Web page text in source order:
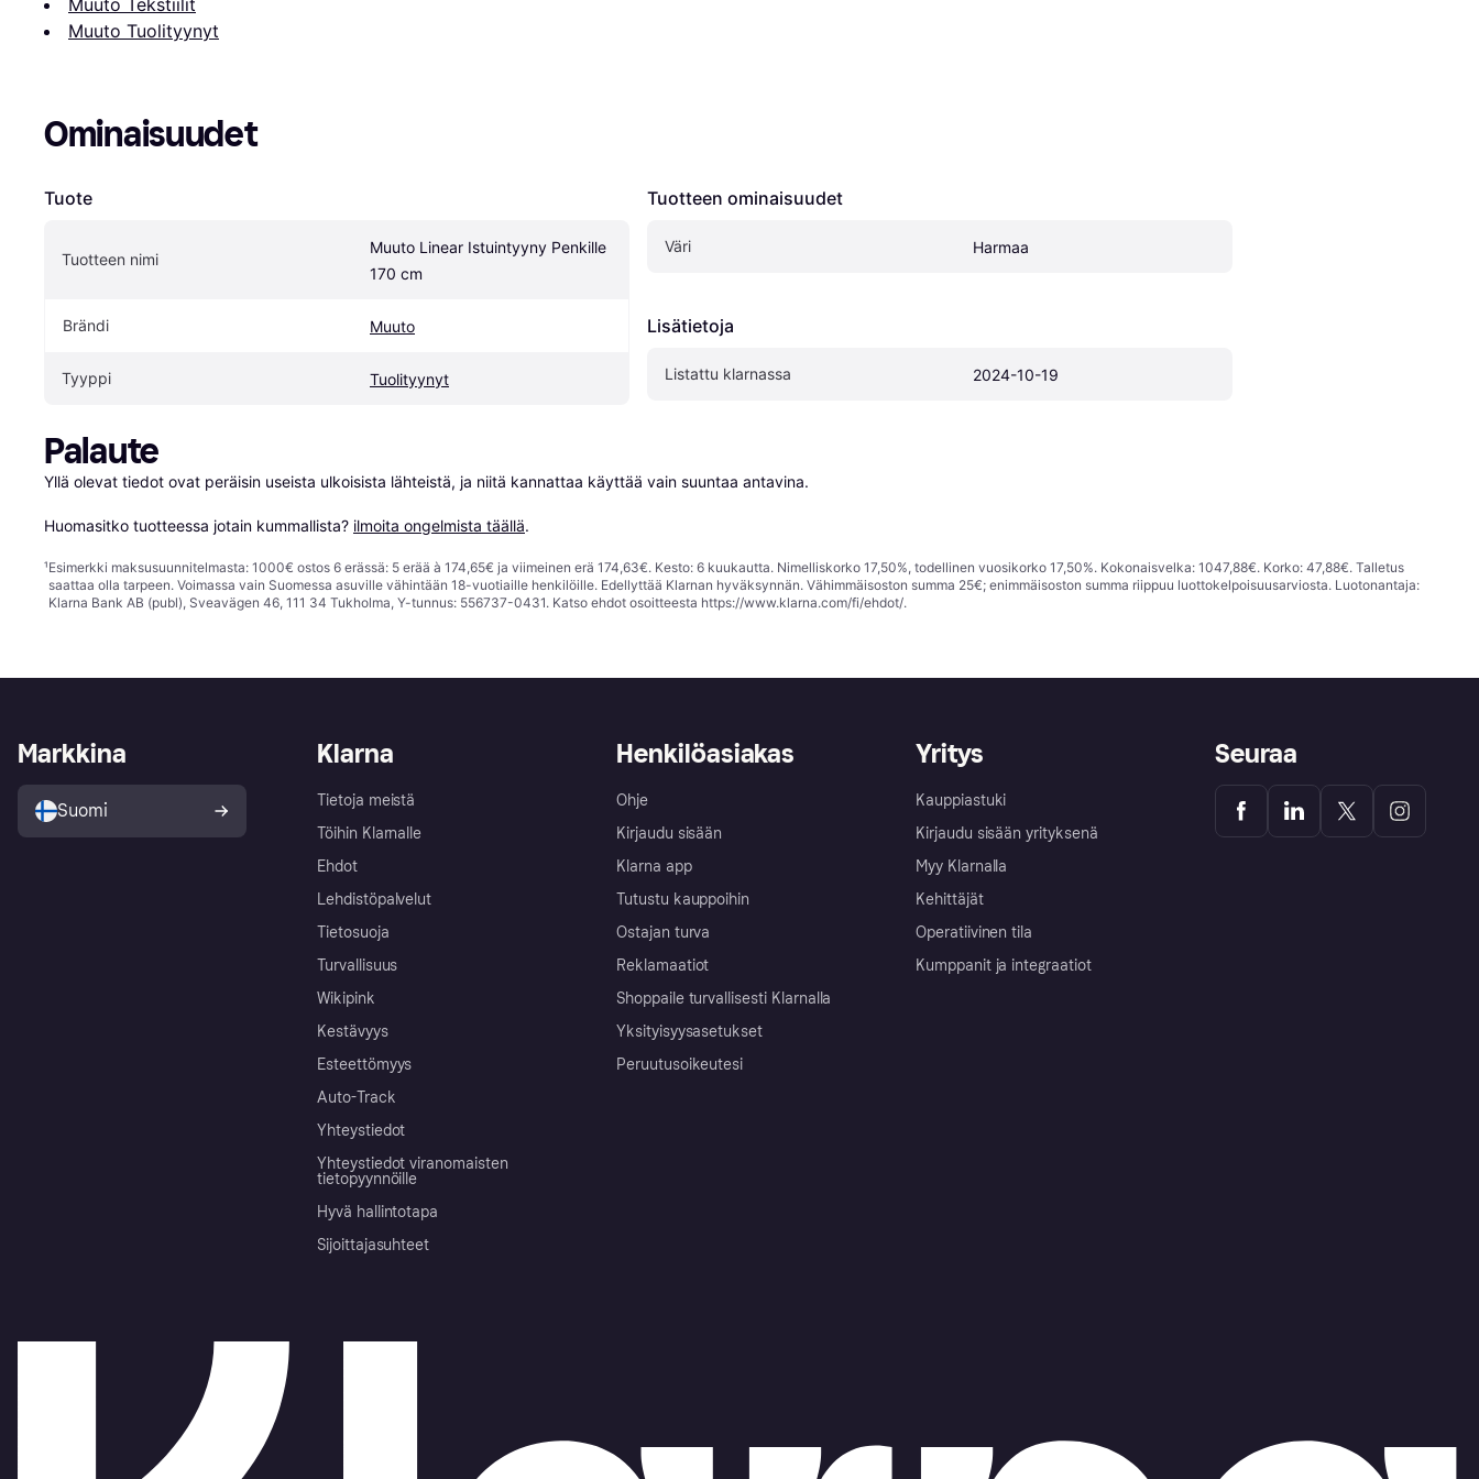
Muuto Tuolityynyt
Ominaisuudet
Tuote
Tuotteen nimi
Muuto Linear Istuintyyny Penkille
170 cm
Brändi Muuto
Tyyppi Tuolityynyt
Tuotteen ominaisuudet
Väri Harmaa
Lisätietoja
Listattu klarnassa 2024-10-19
Palaute
Yllä olevat tiedot ovat peräisin useista ulkoisista lähteistä, ja niitä kannattaa käyttää vain suuntaa antavina.
Huomasitko tuotteessa jotain kummallista? ilmoita ongelmista täällä.
¹Esimerkki maksusuunnitelmasta: 1000€ ostos 6 erässä: 5 erää à 174,65€ ja viimeinen erä 174,63€. Kesto: 6 kuukautta. Nimelliskorko 17,50%, todellinen vuosikorko 17,50%. Kokonaisvelka: 1047,88€. Korko: 47,88€. Talletus
saattaa olla tarpeen. Voimassa vain Suomessa asuville vähintään 18-vuotiaille henkilöille. Edellyttää Klarnan hyväksynnän. Vähimmäisoston summa 25€; enimmäisoston summa riippuu luottokelpoisuusarviosta. Luotonantaja:
Klarna Bank AB (publ), Sveavägen 46, 111 34 Tukholma, Y-tunnus: 556737-0431. Katso ehdot osoitteesta https://www.klarna.com/fi/ehdot/.
Klarna
Tietoja meistä
Töihin Klarnalle
Ehdot
Lehdistöpalvelut
Tietosuoja
Turvallisuus
Wikipink
Kestävyys
Esteettömyys
Auto-Track
Yhteystiedot
Yhteystiedot viranomaisten
tietopyynnöille
Hyvä hallintotapa
Sijoittajasuhteet
Henkilöasiakas
Ohje
Kirjaudu sisään
Klarna app
Tutustu kauppoihin
Ostajan turva
Reklamaatiot
Shoppaile turvallisesti Klarnalla
Yksityisyysasetukset
Peruutusoikeutesi
Yritys
Kauppiastuki
Kirjaudu sisään yrityksenä
Myy Klarnalla
Kehittäjät
Operatiivinen tila
Kumppanit ja integraatiot
Markkina
Suomi
Seuraa